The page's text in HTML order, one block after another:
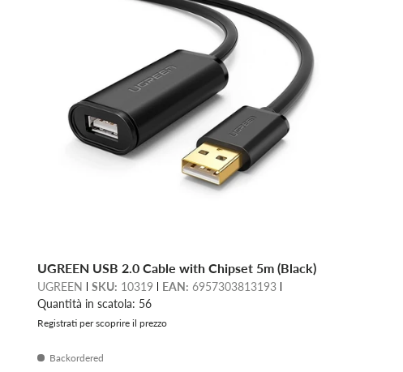
UGREEN USB 2.0 Cable with Chipset 5m (Black)
UGREEN SKU: 10319 EAN: 6957303813193
Quantità in scatola: 56
Registrati per scoprire il prezzo
Backordered